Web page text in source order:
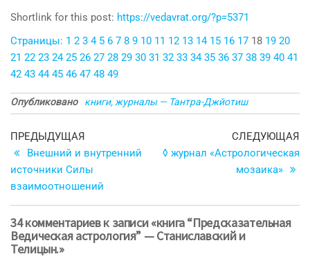
Shortlink for this post: https://vedavrat.org/?p=5371
Страницы: 1 2 3 4 5 6 7 8 9 10 11 12 13 14 15 16 17 18 19 20
21 22 23 24 25 26 27 28 29 30 31 32 33 34 35 36 37 38 39 40 41
42 43 44 45 46 47 48 49
Опубликовано книги, журналы — Тантра-Джйотиш
Навигация
по
записям
Предыдущая
запись
ПРЕДЫДУЩАЯ
Внешний и внутренний
источники Силы
взаимоотношений
СЛЕДУЮЩАЯ
◊ журнал «Астрологическая
мозаика»
34 комментариев к записи «книга “Предсказательная
Ведическая астрология” — Станиславский и
Телицын.»